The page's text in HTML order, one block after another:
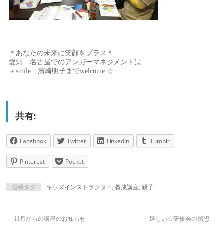
＊あなたの未来に笑顔をプラス＊
愛知 名古屋でのアンガーマネジメントは…
＋smile 濱崎明子までwelcome ☆
共有:
Facebook Twitter LinkedIn Tumblr
Pinterest Pocket
投稿タグ キッズインストラクター,養成講座,親子
← 11月からの講座のお知らせ 嬉しい☆研修会の感想 →